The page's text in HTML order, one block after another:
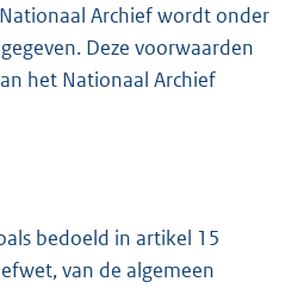
Archief wordt onder
Deze voorwaarden
het Nationaal Archief
bedoeld in artikel 15
van de algemeen